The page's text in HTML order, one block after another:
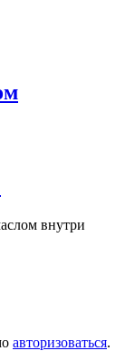
внутри
авторизоваться.